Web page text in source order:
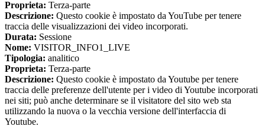
Proprieta: Terza-parte
Descrizione: Questo cookie è impostato da YouTube per tenere
traccia delle visualizzazioni dei video incorporati.
Durata: Sessione
Nome: VISITOR_INFO1_LIVE
Tipologia: analitico
Proprieta: Terza-parte
Descrizione: Questo cookie è impostato da Youtube per tenere
traccia delle preferenze dell'utente per i video di Youtube incorporati
nei siti; può anche determinare se il visitatore del sito web sta
utilizzando la nuova o la vecchia versione dell'interfaccia di
Youtube.